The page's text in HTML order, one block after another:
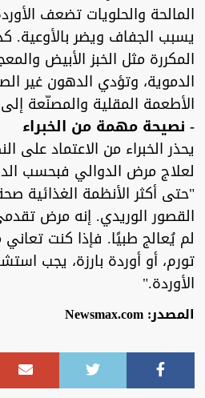
المالحة والحلويات تضعف
يسبب الجفاف ويضر بالأوعية.
المكررة مثل الخبز الأبيض
الدموية، وتؤدي الدهون غير
الأطعمة المقلية والمصنّعة
- نصيحة مهمة من الخبراء
يحذر الخبراء من الاعتماد على
لعلاج مرض الدوالي فبحسب
"حتى أكثر الأنظمة الغذائية
القصور الوريدي. إنه مرض
لم يُعالج طبيًا. فإذا كنت
تورم، أو أوردة بارزة، يجب
الأوردة."
المصدر: Newsmax.com